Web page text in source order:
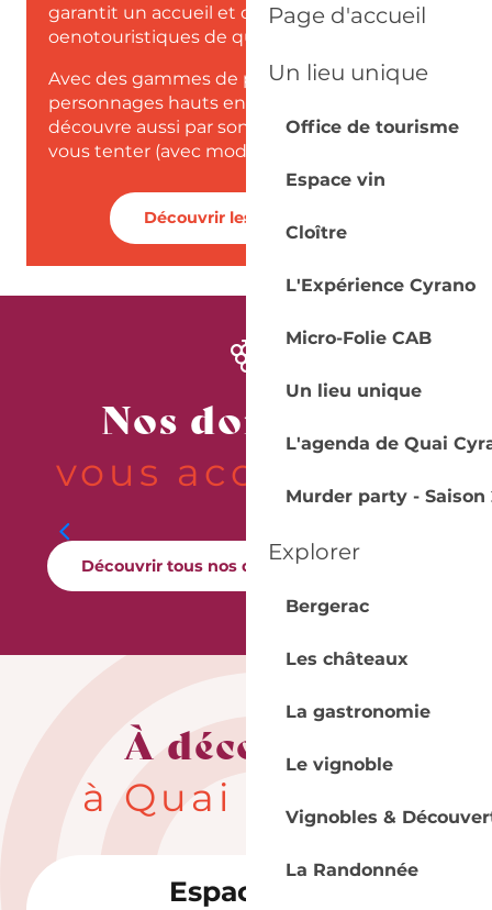
Page d'accueil
Un lieu unique
Office de tourisme
Espace vin
Cloître
L'Expérience Cyrano
Micro-Folie CAB
Un lieu unique
L'agenda de Quai
Murder party - Saison
Explorer
Bergerac
Les châteaux
La gastronomie
Le vignoble
Vignobles &
La Randonnée
garantit un accueil et des propositions
oenotouristiques de qualité.
Avec des gammes de prix accessibles et des
personnages hauts en couleurs, le terroir se
découvre aussi par son palais, alors laissez-
vous tenter (avec modération) !
Découvrir les labellisés
Nos domaines
vous accueillent
Château des Miaudoux
Découvrir tous nos domaines viticoles
À découvrir
à Quai Cyrano
Espace vin